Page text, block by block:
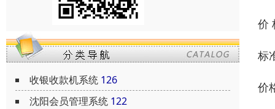
收银收款机系统 126
沈阳会员管理系统 122
价
标
价